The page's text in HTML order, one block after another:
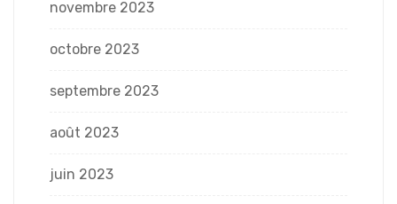
novembre 2023
octobre 2023
septembre 2023
août 2023
juin 2023